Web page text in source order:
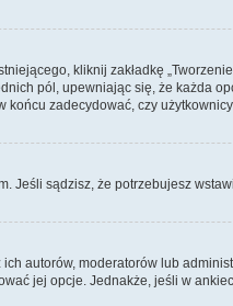
kliknij zakładkę
pól, upewniając się, że każda
zadecydować, czy
Jeśli sądzisz, że potrzebujesz
autorów, moderatorów lub
jej opcje. Jednakże, jeśli w